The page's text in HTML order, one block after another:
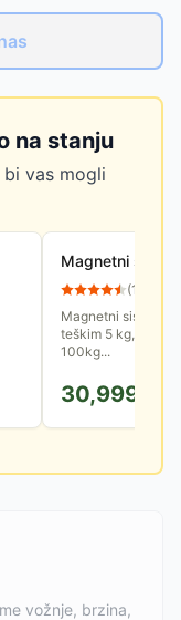
na stanju
vas mogli
Magnetni sobni
(114
Magnetni sistem
teškim 5 kg,
100kg...
30,999
vožnje, brzina,